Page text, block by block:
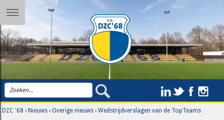
DZC '68 ›Nieuws ›Overige nieuws ›Wedstrijdverslagen van de TopTeams